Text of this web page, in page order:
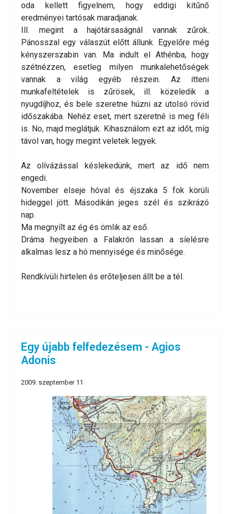
oda kellett figyelnem, hogy eddigi kitűnő
eredményei tartósak maradjanak.
Ill. megint a hajótársaságnál vannak zűrök.
Pánosszal egy válaszút előtt állunk. Egyelőre még
kényszerszabin van. Ma indult el Athénba, hogy
szétnézzen, esetleg milyen munkalehetőségek
vannak a világ egyéb részein. Az itteni
munkafeltételek is zűrösek, ill. közeledik a
nyugdíjhoz, és bele szeretne húzni az utolsó rövid
időszakába. Nehéz eset, mert szeretné is meg féli
is. No, majd meglátjuk. Kihasználom ezt az időt, míg
távol van, hogy megint veletek legyek.
Az olívázással késlekedünk, mert az idő nem
engedi.
November elseje hóval és éjszaka 5 fok körüli
hideggel jött. Másodikán jeges szél és szikrázó
nap.
Ma megnyílt az ég és ömlik az eső.
Dráma hegyeiben a Falakrón lassan a síelésre
alkalmas lesz a hó mennyisége és minősége.
Rendkívüli hirtelen és erőteljesen állt be a tél.
Egy újabb felfedezésem - Agios
Adonis
2009. szeptember 11